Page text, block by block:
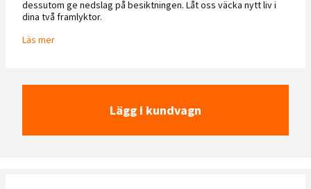
dessutom ge nedslag på besiktningen. Låt oss väcka nytt liv i
dina två framlyktor.
Läs mer
Lägg i kundvagn